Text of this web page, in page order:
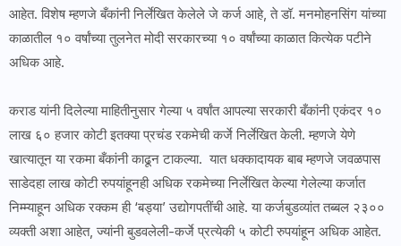
आहेत. विशेष म्हणजे बँकांनी निर्लेखित केलेले जे कर्ज आहे, ते डॉ. मनमोहनसिंग यांच्या
काळातील १० वर्षांच्या तुलनेत मोदी सरकारच्या १० वर्षांच्या काळात कित्येक पटीने
अधिक आहे.
कराड यांनी दिलेल्या माहितीनुसार गेल्या ५ वर्षांत आपल्या सरकारी बँकांनी एकंदर १०
लाख ६० हजार कोटी इतक्या प्रचंड रकमेची कर्जे निर्लेखित केली. म्हणजे येणे
खात्यातून या रकमा बँकांनी काढून टाकल्या. यात धक्कादायक बाब म्हणजे जवळपास
साडेदहा लाख कोटी रुपयांहूनही अधिक रकमेच्या निर्लेखित केल्या गेलेल्या कर्जात
निम्म्याहून अधिक रक्कम ही ‘बड्या’ उद्योगपतींची आहे. या कर्जबुडव्यांत तब्बल २३००
व्यक्ती अशा आहेत, ज्यांनी बुडवलेली-कर्जे प्रत्येकी ५ कोटी रुपयांहून अधिक आहेत.